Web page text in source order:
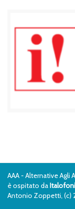
AAA - Alternative Agli
è ospitato da
Antonio Zoppetti, (c)